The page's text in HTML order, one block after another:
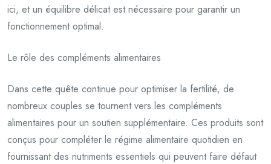
ici, et un équilibre délicat est nécessaire pour garantir un
fonctionnement optimal.
Le rôle des compléments alimentaires
Dans cette quête continue pour optimiser la fertilité, de
nombreux couples se tournent vers les compléments
alimentaires pour un soutien supplémentaire. Ces produits sont
conçus pour compléter le régime alimentaire quotidien en
fournissant des nutriments essentiels qui peuvent faire défaut